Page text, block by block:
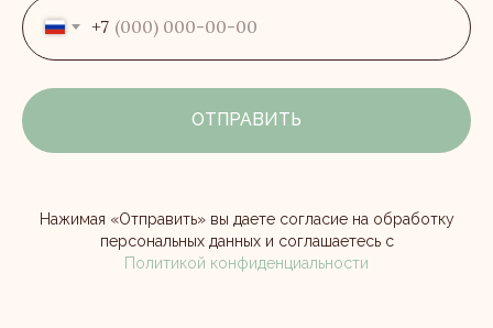
+7
ОТПРАВИТЬ
Нажимая «Отправить» вы даете согласие на обработку
персональных данных и соглашаетесь с
Политикой конфиденциальности